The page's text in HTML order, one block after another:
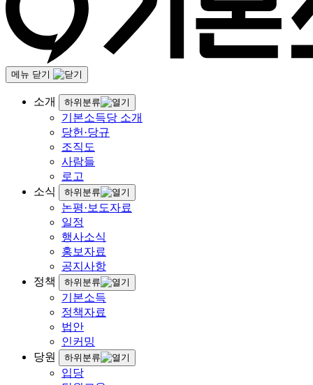
메뉴 닫기
소개 하위분류
기본소득당 소개
당헌·당규
조직도
사람들
로고
소식
하위분류
논평·보도자료
일정
행사소식
홍보자료
공지사항
정책
하위분류
기본소득
정책자료
법안
인커밍
당원
하위분류
입당